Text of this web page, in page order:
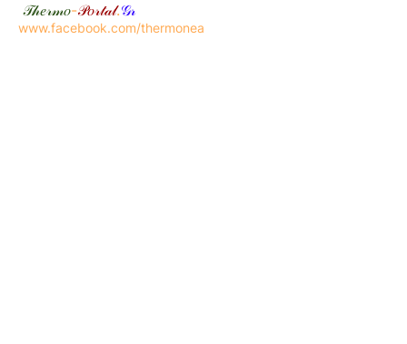
𝒯𝒽𝑒𝓇𝓂𝑜-𝒫𝑜𝓇𝓉𝒶𝓁.𝒢𝓇
www.facebook.com/thermonea